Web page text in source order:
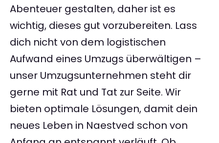
Abenteuer gestalten, daher ist es
wichtig, dieses gut vorzubereiten. Lass
dich nicht von dem logistischen
Aufwand eines Umzugs überwältigen –
unser Umzugsunternehmen steht dir
gerne mit Rat und Tat zur Seite. Wir
bieten optimale Lösungen, damit dein
neues Leben in Naestved schon von